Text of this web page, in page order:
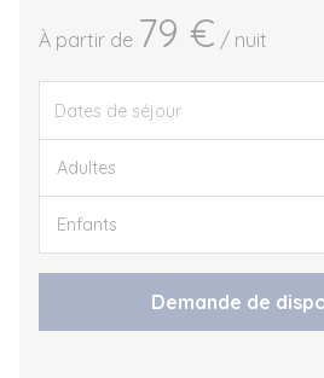
À partir de 79 € / nuit
Demande de